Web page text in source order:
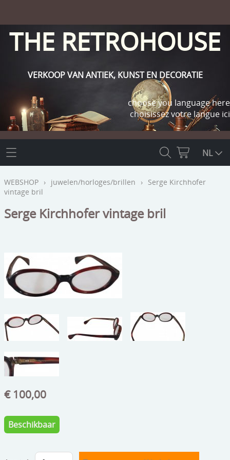
THE RETROHOUSE
VERKOOP VAN ANTIEK, KUNST EN DECORATIE
choose you language here
choisissez votre langue ici
THE RETROHOUSE
WEBSHOP
religie
meubels
reclamevoorwerpen/merken
schilderijen
juwelen/horloges/brillen
glaswerk
CONTACT
NL
WEBSHOP › juwelen/horloges/brillen › Serge Kirchhofer
vintage bril
Serge Kirchhofer vintage bril
€ 100,00
Beschikbaar